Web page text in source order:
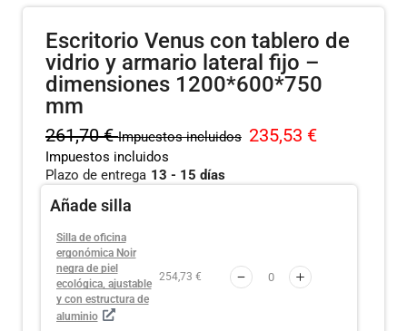
Escritorio Venus con tablero de
vidrio y armario lateral fijo –
dimensiones 1200*600*750
mm
261,70€ Impuestos incluidos 235,53 €
Impuestos incluidos
Plazo de entrega 13 - 15 días
Añade silla
Silla de oficina
ergonómica Noir
negra de piel
ecológica, ajustable
y con estructura de
aluminio
254,73 €